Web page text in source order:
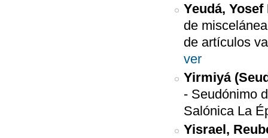
Yeudá,
de
de artículos
ver
Yirmiyá
- Seudónimo
Salónica La
Yisrael,